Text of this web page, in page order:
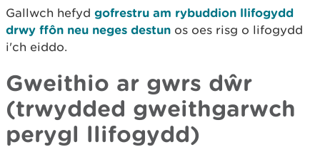
Gallwch hefyd gofrestru am rybuddion llifogydd
drwy ffôn neu neges destun os oes risg o lifogydd
i'ch eiddo.
Gweithio ar gwrs dŵr
(trwydded gweithgarwch
perygl llifogydd)